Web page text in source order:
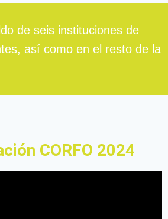
de seis instituciones de
así como en el resto de la
CORFO 2024